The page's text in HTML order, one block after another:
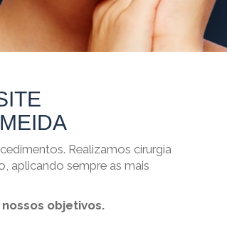
Realizamos cirurgia
aplicando sempre as mais
objetivos.